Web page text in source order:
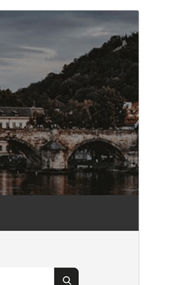
1.2.7
21 de maio de 2026
700+
5.0
5.6